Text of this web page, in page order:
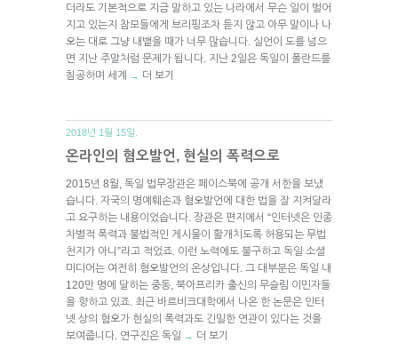
더라도 기본적으로 지금 말하고 있는 나라에서 무슨 일이 벌어
지고 있는지 참모들에게 브리핑조차 듣지 않고 아무 말이나 나
오는 대로 그냥 내뱉을 때가 너무 많습니다. 실언이 도를 넘으
면 지난 주말처럼 문제가 됩니다. 지난 2일은 독일이 폴란드를
침공하며 세계
→ 더 보기
2018년 1월 15일.
온라인의 혐오발언, 현실의 폭력으로
2015년 8월, 독일 법무장관은 페이스북에 공개 서한을 보냈
습니다. 자국의 명예훼손과 혐오발언에 대한 법을 잘 지켜달라
고 요구하는 내용이었습니다. 장관은 편지에서 “인터넷은 인종
차별적 폭력과 불법적인 게시물이 활개치도록 허용되는 무법
천지가 아니”라고 적었죠. 이런 노력에도 불구하고 독일 소셜
미디어는 여전히 혐오발언의 온상입니다. 그 대부분은 독일 내
120만 명에 달하는 중동, 북아프리카 출신의 무슬림 이민자들
을 향하고 있죠. 최근 바르비크대학에서 나온 한 논문은 인터
넷 상의 혐오가 현실의 폭력과도 긴밀한 연관이 있다는 것을
보여줍니다. 연구진은 독일 → 더 보기